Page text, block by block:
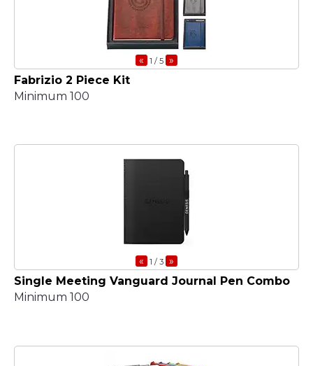
« 1 / 5 »
Fabrizio 2 Piece Kit
Minimum 100
« 1 / 3 »
Single Meeting Vanguard Journal Pen Combo
Minimum 100